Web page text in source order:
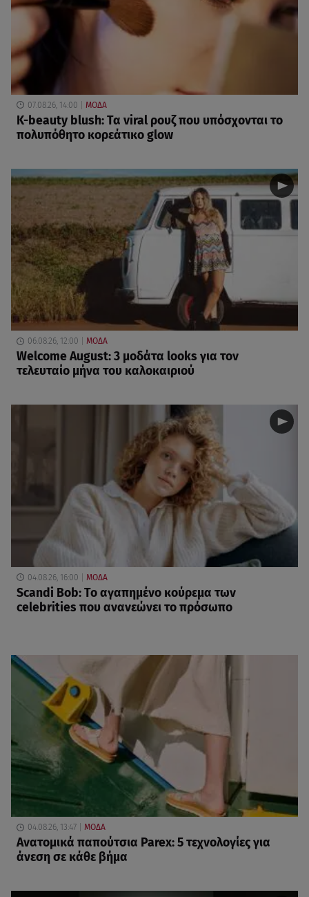
07.08.26, 14:00 ΜΟΔΑ
K-beauty blush: Τα viral ρουζ που υπόσχονται το
πολυπόθητο κορεάτικο glow
06.08.26, 12:00 ΜΟΔΑ
Welcome August: 3 μοδάτα looks για τον
τελευταίο μήνα του καλοκαιριού
04.08.26, 16:00 ΜΟΔΑ
Scandi Bob: Το αγαπημένο κούρεμα των
celebrities που ανανεώνει το πρόσωπο
04.08.26, 13:47 ΜΟΔΑ
Ανατομικά παπούτσια Parex: 5 τεχνολογίες για
άνεση σε κάθε βήμα